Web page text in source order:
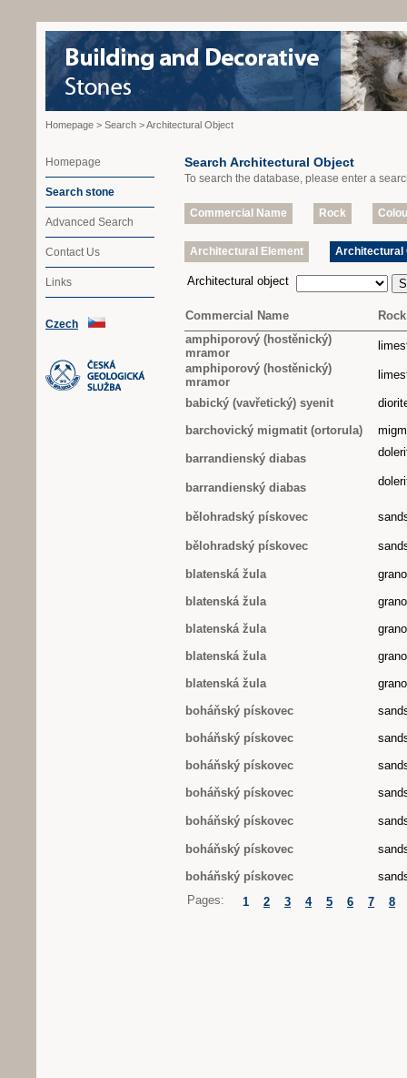
Homepage > Search > Architectural Object
Homepage
Search stone
Advanced Search
Contact Us
Links
Czech
Search Architectural Object
To search the database, please enter a
Commercial Name Rock
Architectural Element Architectural
Architectural object
Commercial Name
Rock
amphiporový (hostěnický)
mramor
amphiporový (hostěnický)
mramor
babický (vavřetický) syenit
barchovický migmatit (ortorula)
barrandienský diabas
barrandienský diabas
bělohradský pískovec
bělohradský pískovec
blatenská žula
blatenská žula
blatenská žula
blatenská žula
blatenská žula
boháňský pískovec
boháňský pískovec
boháňský pískovec
boháňský pískovec
boháňský pískovec
boháňský pískovec
boháňský pískovec
Pages:
1 2 3 4 5 6 7 8